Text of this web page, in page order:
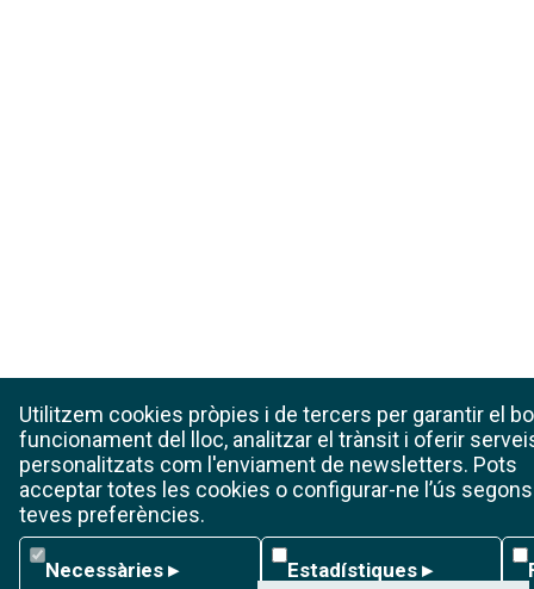
Utilitzem cookies pròpies i de tercers per garantir el
funcionament del lloc, analitzar el trànsit i oferir
personalitzats com l'enviament de newsletters. Pots
acceptar totes les cookies o configurar-ne l’ús
teves preferències.
Necessàries
Necessàries ▸ Estadístiques
Estadístiques ▸